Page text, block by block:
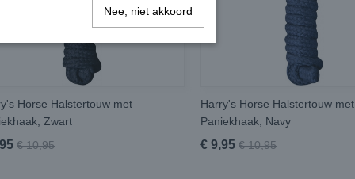
Horse Halstertouw met
Zwart
€ 10,95
Harry's Horse Halstertouw met
Paniekhaak, Navy
€ 9,95 € 10,95
Nee, niet akkoord